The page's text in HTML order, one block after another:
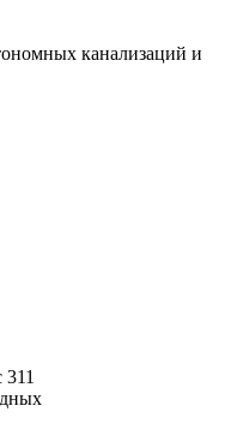
канализаций и